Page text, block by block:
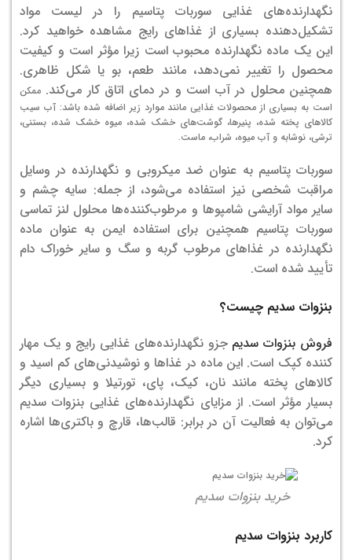
نگهدارنده‌های غذایی سوربات پتاسیم را در لیست مواد
تشکیل‌دهنده بسیاری از غذاهای رایج مشاهده خواهید کرد.
این یک ماده نگهدارنده محبوب است زیرا مؤثر است و کیفیت
محصول را تغییر نمی‌دهد، مانند طعم، بو یا شکل ظاهری.
همچنین محلول در آب است و در دمای اتاق کار می‌کند. ممکن
است به بسیاری از محصولات غذایی مانند موارد زیر اضافه شده باشد: آب سیب
کالاهای پخته شده، پنیرها، گوشت‌های خشک شده، میوه خشک شده، بستنی،
ترشی، نوشابه و آب میوه، شراب، ماست.
سوربات پتاسیم به عنوان ضد میکروبی و نگهدارنده در وسایل
مراقبت شخصی نیز استفاده می‌شود، از جمله: سایه چشم و
سایر مواد آرایشی شامپوها و مرطوب‌کننده‌ها محلول لنز تماسی
سوربات پتاسیم همچنین برای استفاده ایمن به عنوان ماده
نگهدارنده در غذاهای مرطوب گربه و سگ و سایر خوراک دام
تأیید شده است.
بنزوات سدیم چیست؟
فروش بنزوات سدیم جزو نگهدارنده‌های غذایی رایج و یک مهار
کننده کپک است. این ماده در غذاها و نوشیدنی‌های کم اسید و
کالاهای پخته مانند نان، کیک، پای، تورتیلا و بسیاری دیگر
بسیار مؤثر است.از مزایای نگهدارنده‌های غذایی بنزوات سدیم
می‌توان به فعالیت آن در برابر: قالب‌ها، قارچ و باکتری‌ها اشاره
کرد.
خرید بنزوات سدیم
کاربرد بنزوات سدیم